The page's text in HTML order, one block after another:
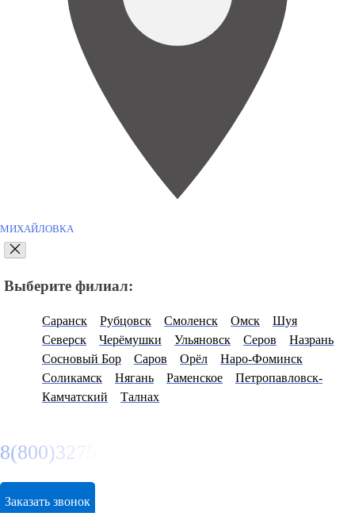
МИХАЙЛОВКА
Выберите филиал:
Саранск Рубцовск Смоленск Омск
Шуя
Северск
Черёмушки Ульяновск Серов
Назрань
Сосновый Бор
Саров Орёл
Наро-Фоминск
Соликамск
Нягань Раменское
Петропавловск-
Камчатский
Талнах
8(800)3275280
Заказать звонок